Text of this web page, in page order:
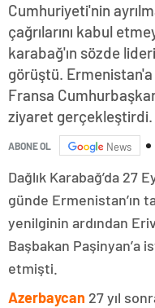
Cumhuriyeti'nin
çağrılarını kabul
karabağ'ın sözde
görüştü.
Fransa
ziyaret gerçekleştirdi.
ABONE OL News
Dağlık Karabağ’da 27
günde Ermenistan’ın
yenilginin ardından
Başbakan Paşinyan’a
etmişti.
Azerbaycan 27 yıl